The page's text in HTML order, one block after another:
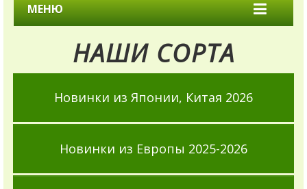
МЕНЮ
НАШИ СОРТА
Новинки из Японии, Китая 2026
Новинки из Европы 2025-2026